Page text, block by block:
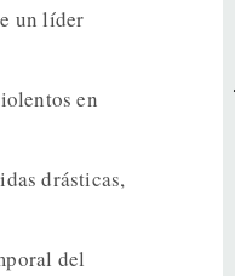
un líder
en
drásticas,
del